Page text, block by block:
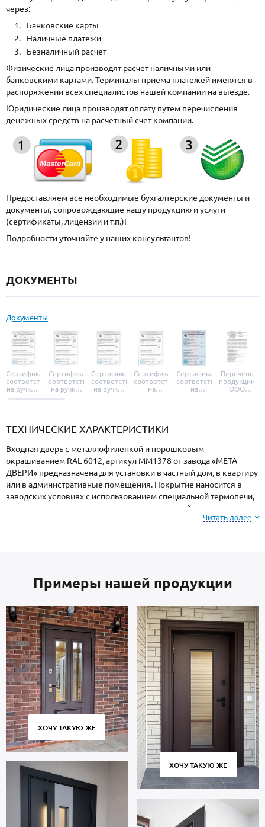
через:
Банковские карты
Наличные платежи
Безналичный расчет
Физические лица производят расчет наличными или
банковскими картами. Терминалы приема платежей имеются в
распоряжении всех специалистов нашей компании на выезде.
Юридические лица производят оплату путем перечисления
денежных средств на расчетный счет компании.
Предоставляем все необходимые бухгалтерские документы и
документы, сопровождающие нашу продукцию и услуги
(сертификаты, лицензии и т.п.)!
Подробности уточняйте у наших консультантов!
ДОКУМЕНТЫ
Документы
Сертификат
соответствия
на ручки и
броненакладки
Сертификат
соответствия
на ручки-
защелки
Сертификат
соответствия
на ручки-
Сертификат
соответствия
на
Сертификат
соответствия
на
Перечень
продукции
ООО
ТЕХНИЧЕСКИЕ ХАРАКТЕРИСТИКИ
Входная дверь с металлофиленкой и порошковым
окрашиванием RAL 6012, артикул ММ1378 от завода «МЕТА
ДВЕРИ» предназначена для установки в частный дом, в квартиру
или в административные помещения. Покрытие наносится в
заводских условиях с использованием специальной термопечи,
поэтому поверхность имеет повышенную устойчивость к сколам
и царапинам, перепадам температур, повышенной влажности и
фактурупорошкового напыления из вариантов,
мастера по замерам.
Каркас коробки и полотно — стальные листы и многоконтурный
профиль отечественного производства, толщиной 2 мм. Отделка
внутри: МДФ. В комплектацию двери входят замки 4-го класса
взломостойкости.
В полости створки имеется теплоизоляционный материал
пеноплекс. Уплотнение: 2 контура для дополнительной защиты
от шума.
Дверь порошок рассчитана на длительную эксплуатацию и
сохраняет работоспособность в течение 10 тысяч циклов
открытия и закрытия створки. Соблюдение технологии
изготовления, точное соответствие размеров и качественные
петли гарантируют плотное прилегание полотна к коробу без
скрипов и деформаций.
Цена указана за базовый размер 2000х800 мм. Гарантия 5 лет.
Читать далее
Примеры нашей продукции
ХОЧУ ТАКУЮ ЖЕ
ХОЧУ ТАКУЮ ЖЕ